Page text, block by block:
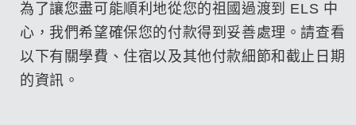
為了讓您盡可能順利地從您的祖國過渡到 ELS 中
心，我們希望確保您的付款得到妥善處理。請查看
以下有關學費、住宿以及其他付款細節和截止日期
的資訊。